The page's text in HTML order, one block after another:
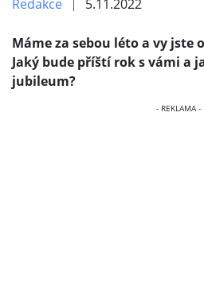
Redakce 5.11.2022
Máme za sebou léto a vy jste
Jaký bude příští rok s vámi a
jubileum?